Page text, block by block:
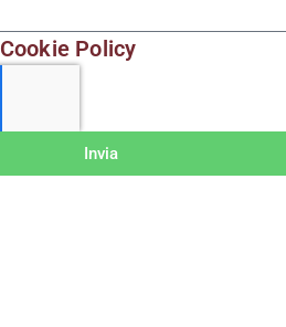
Cookie Policy
Invia